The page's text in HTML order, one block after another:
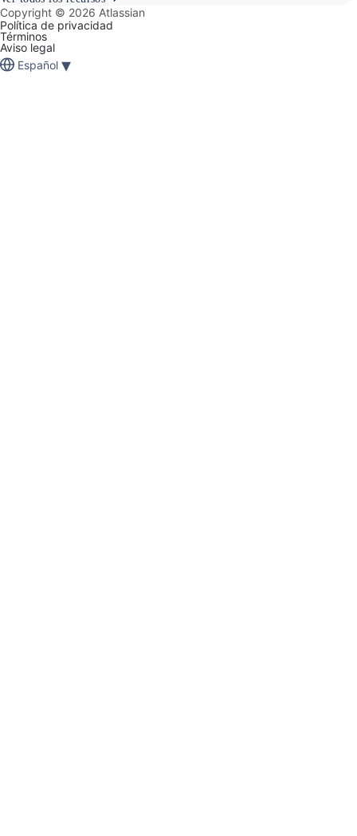
Copyright © 2026 Atlassian
Política de privacidad
Términos
Aviso legal
Español ▾